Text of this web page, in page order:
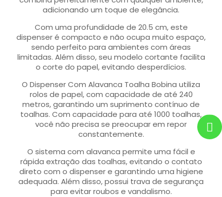
adicionando um toque de elegância.
Com uma profundidade de 20.5 cm, este
dispenser é compacto e não ocupa muito espaço,
sendo perfeito para ambientes com áreas
limitadas. Além disso, seu modelo cortante facilita
o corte do papel, evitando desperdícios.
O Dispenser Com Alavanca Toalha Bobina utiliza
rolos de papel, com capacidade de até 240
metros, garantindo um suprimento contínuo de
toalhas. Com capacidade para até 1000 toalhas,
você não precisa se preocupar em repor
constantemente.
O sistema com alavanca permite uma fácil e
rápida extração das toalhas, evitando o contato
direto com o dispenser e garantindo uma higiene
adequada. Além disso, possui trava de segurança
para evitar roubos e vandalismo.